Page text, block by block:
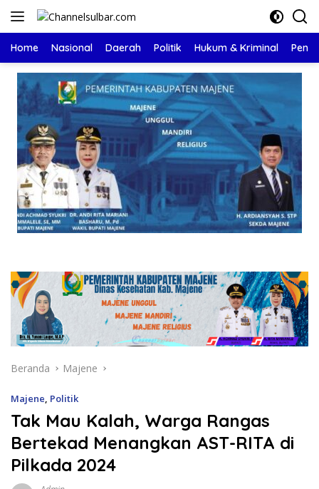
Langsung
Home Nasional Daerah Politik Hukum & Kriminal
Beranda Majene
Majene Politik
Tak Mau Kalah, Warga Rangas
Bertekad Menangkan AST-RITA di
Pilkada 2024